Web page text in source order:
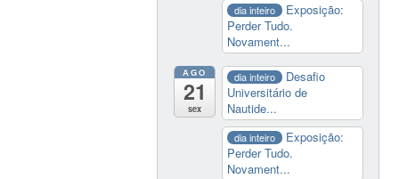
dia inteiro
Exposição:
Perder Tudo.
Novament...
AGO
21
sex
dia inteiro
Desafio
Universitário de
Nautide...
dia inteiro
Exposição:
Perder Tudo.
Novament...